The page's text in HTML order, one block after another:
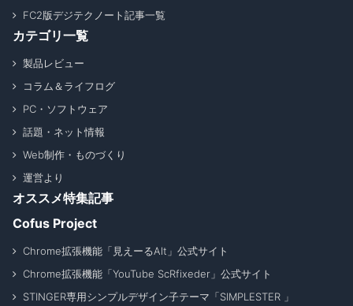
FC2版デジテクノート記事一覧
カテゴリ一覧
製品レビュー
コラム＆ライフログ
PC・ソフトウェア
話題・ネット情報
Web制作・ものづくり
運営より
オススメ特集記事
Cofus Project
Chrome拡張機能「見えーるAlt」公式サイト
Chrome拡張機能「YouTube ScRfixeder」公式サイト
STINGER専用シンプルデザイン子テーマ「SIMPLESTER 」